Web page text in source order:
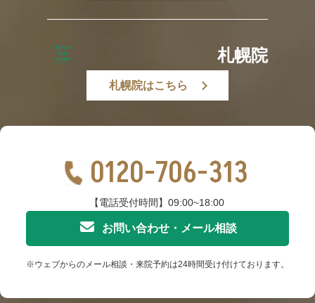
札幌院
札幌院はこちら
0120-706-313
【電話受付時間】09:00~18:00
お問い合わせ・メール相談
※ウェブからのメール相談・来院予約は24時間受け付けております。